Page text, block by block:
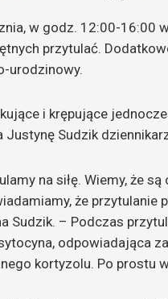
w godz. 12:00-16:00
przytulać.
urodzinowy.
i krępujące
Justynę Sudzik
na siłę. Wiemy, że
że przytulanie
Sudzik. – Podczas
odpowiadająca
kortyzolu. Po prostu